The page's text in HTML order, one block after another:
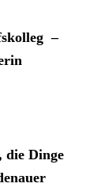
–
die Dinge